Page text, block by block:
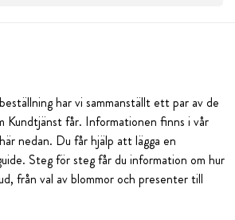
har vi sammanställt ett par av de
Kundtjänst får. Informationen finns i vår
nedan. Du får hjälp att lägga en
Steg för steg får du information om hur
från val av blommor och presenter till